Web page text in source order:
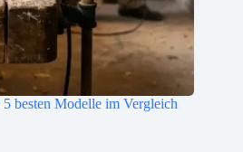
besten Modelle im Vergleich